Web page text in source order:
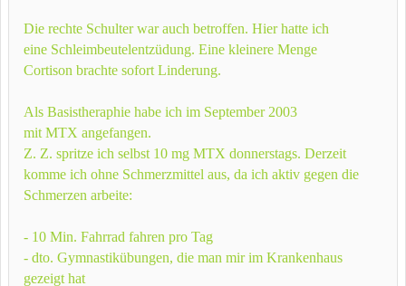
Die rechte Schulter war auch betroffen. Hier hatte ich
eine Schleimbeutelentzüdung. Eine kleinere Menge
Cortison brachte sofort Linderung.
Als Basistheraphie habe ich im September 2003
mit MTX angefangen.
Z. Z. spritze ich selbst 10 mg MTX donnerstags. Derzeit
komme ich ohne Schmerzmittel aus, da ich aktiv gegen die
Schmerzen arbeite:
- 10 Min. Fahrrad fahren pro Tag
- dto. Gymnastikübungen, die man mir im Krankenhaus
gezeigt hat